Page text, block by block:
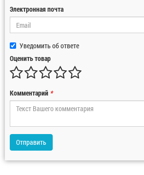
Электронная почта
Уведомить об ответе
Оценить товар
Комментарий *
Отправить